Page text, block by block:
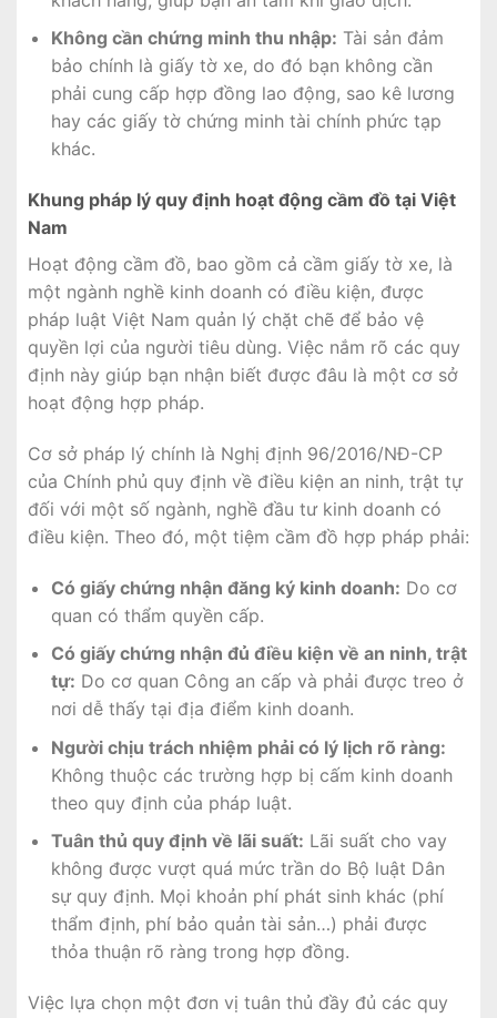
Không cần chứng minh thu nhập: Tài sản đảm
bảo chính là giấy tờ xe, do đó bạn không cần
phải cung cấp hợp đồng lao động, sao kê lương
hay các giấy tờ chứng minh tài chính phức tạp
khác.
Khung pháp lý quy định hoạt động cầm đồ tại Việt
Nam
Hoạt động cầm đồ, bao gồm cả cầm giấy tờ xe, là
một ngành nghề kinh doanh có điều kiện, được
pháp luật Việt Nam quản lý chặt chẽ để bảo vệ
quyền lợi của người tiêu dùng. Việc nắm rõ các quy
định này giúp bạn nhận biết được đâu là một cơ sở
hoạt động hợp pháp.
Cơ sở pháp lý chính là Nghị định 96/2016/NĐ-CP
của Chính phủ quy định về điều kiện an ninh, trật tự
đối với một số ngành, nghề đầu tư kinh doanh có
điều kiện. Theo đó, một tiệm cầm đồ hợp pháp phải:
Có giấy chứng nhận đăng ký kinh doanh: Do cơ
quan có thẩm quyền cấp.
Có giấy chứng nhận đủ điều kiện về an ninh, trật
tự: Do cơ quan Công an cấp và phải được treo ở
nơi dễ thấy tại địa điểm kinh doanh.
Người chịu trách nhiệm phải có lý lịch rõ ràng:
Không thuộc các trường hợp bị cấm kinh doanh
theo quy định của pháp luật.
Tuân thủ quy định về lãi suất: Lãi suất cho vay
không được vượt quá mức trần do Bộ luật Dân
sự quy định. Mọi khoản phí phát sinh khác (phí
thẩm định, phí bảo quản tài sản…) phải được
thỏa thuận rõ ràng trong hợp đồng.
Việc lựa chọn một đơn vị tuân thủ đầy đủ các quy